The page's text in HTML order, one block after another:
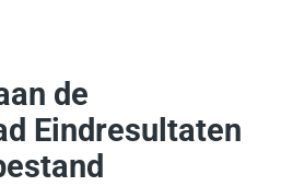
de
Eindresultaten